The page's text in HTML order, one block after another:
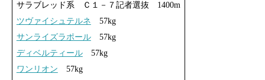
サラブレッド系 Ｃ１－７記者選抜 1400m
ツヴァイシュテルネ 57kg
サンライズラポール57kg
ディベルティール57kg
ワンリオン 57kg